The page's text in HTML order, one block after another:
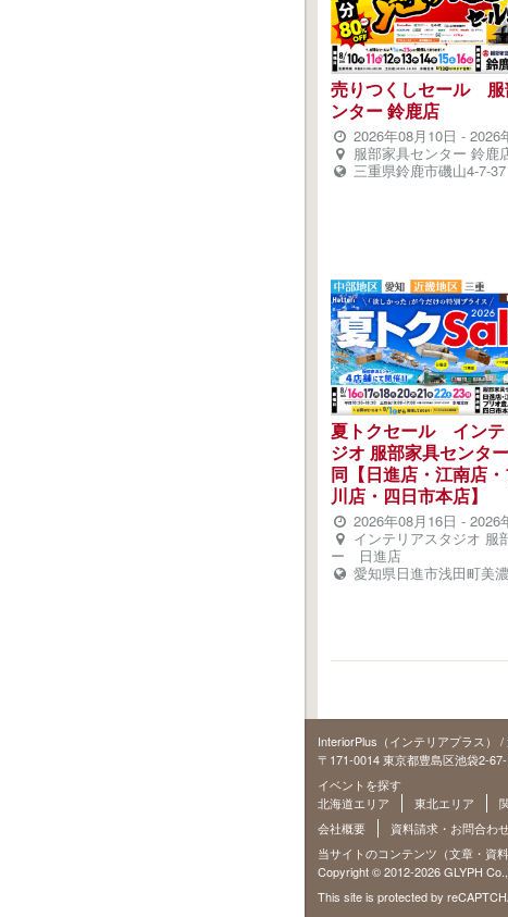
売りつくしセール 服
ンター 鈴鹿店
2026年08月10日 - 2026
服部家具センター 鈴鹿
三重県鈴鹿市磯山4-7-37
夏トクセール インテ
ジオ 服部家具センタ
同【日進店・江南店
川店・四日市本店】
2026年08月16日 - 2026
インテリアスタジオ 服
ー 日進店
愛知県日進市浅田町美
InteriorPlus（インテリアプラス）
〒171‐0014 東京都豊島区池袋2-
イベントを探す
北海道エリア
東北エリア
会社概要
資料請求・お問合わ
当サイトのコンテンツ（文章・資
Copyright © 2012-2026 GLYPH
This site is protected by